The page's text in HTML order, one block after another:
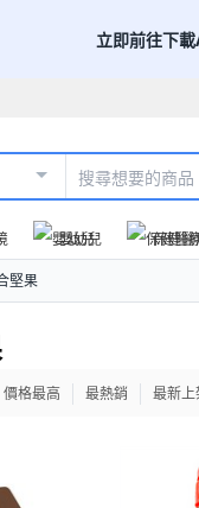
立即前往下
嬰幼兒 保健醫
堅果
價格最高 最熱銷 最新上